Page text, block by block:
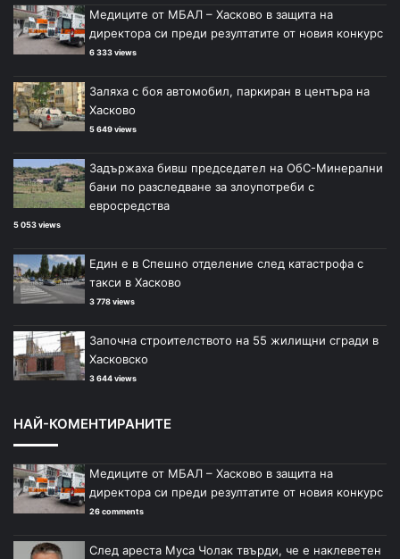
Медиците от МБАЛ – Хасково в защита на
директора си преди резултатите от новия конкурс
6 333 views
Заляха с боя автомобил, паркиран в центъра на
Хасково
5 649 views
Задържаха бивш председател на ОбС-Минерални
бани по разследване за злоупотреби с
евросредства
5 053 views
Един е в Спешно отделение след катастрофа с
такси в Хасково
3 778 views
Започна строителството на 55 жилищни сгради в
Хасковско
3 644 views
НАЙ-КОМЕНТИРАНИТЕ
Медиците от МБАЛ – Хасково в защита на
директора си преди резултатите от новия конкурс
26 comments
След ареста Муса Чолак твърди, че е наклеветен